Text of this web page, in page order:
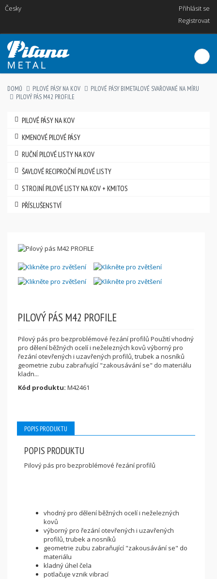
Česky
Přihlásit se
Registrovat
DOMŮ PILOVÉ PÁSY NA KOV
PILOVÉ PÁSY BIMETALOVÉ SVAŘOVANÉ NA MÍRU
PILOVÝ PÁS M42 PROFILE
PILOVÉ PÁSY NA KOV
KMENOVÉ PILOVÉ PÁSY
RUČNÍ PILOVÉ LISTY NA KOV
ŠAVLOVÉ RECIPROČNÍ PILOVÉ LISTY
STROJNÍ PILOVÉ LISTY NA KOV + KMITOS
PŘÍSLUŠENSTVÍ
PILOVÝ PÁS M42 PROFILE
Pilový pás pro bezproblémové řezání profilů Použití vhodný
pro dělení běžných ocelí i neželezných kovů výborný pro
řezání otevřených i uzavřených profilů, trubek a nosníků
geometrie zubu zabraňující "zakousávání se" do materiálu
kladn...
Kód produktu: M42461
POPIS PRODUKTU
POPIS PRODUKTU
Pilový pás pro bezproblémové řezání profilů
vhodný pro dělení běžných ocelí i neželezných
kovů
výborný pro řezání otevřených i uzavřených
profilů, trubek a nosníků
geometrie zubu zabraňující "zakousávání se" do
materiálu
kladný úhel čela
potlačuje vznik vibrací